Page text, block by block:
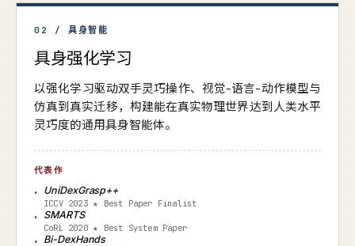
02 / 具身智能
具身强化学习
以强化学习驱动双手灵巧操作、视觉-语言-动作模型与
仿真到真实迁移，构建能在真实物理世界达到人类水平
灵巧度的通用具身智能体。
代表作
UniDexGrasp++
ICCV 2023 ★ Best Paper Finalist
SMARTS
CoRL 2020 ★ Best System Paper
Bi-DexHands